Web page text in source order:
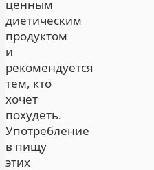
ценным
диетическим
продуктом
и
рекомендуется
тем, кто
хочет
похудеть.
Употребление
в пищу
этих